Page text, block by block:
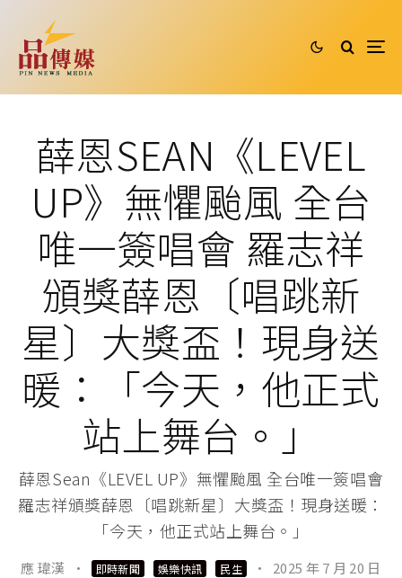
薛恩SEAN《LEVEL
UP》無懼颱風 全台
唯一簽唱會 羅志祥
頒獎薛恩〔唱跳新
星〕大獎盃！現身送
暖：「今天，他正式
站上舞台。」
薛恩Sean《LEVEL UP》無懼颱風 全台唯一簽唱會
羅志祥頒獎薛恩〔唱跳新星〕大獎盃！現身送暖：
「今天，他正式站上舞台。」
應 瑋漢 · 即時新聞 娛樂快訊 民生 · 2025 年 7 月 20 日